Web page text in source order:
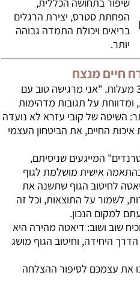
הפחתת סטרס, יצירת הרגלים
בריאים ויכולת התמדה גבוהה
יותר.
חיים מנצח
השינוי של מיטל הוא שינוי של 360 מעלות. "אני מרגישה טוב עם
ומדווחת על תגובות מדהימות
השיטה של קובי עזרא לא נועדה
החיים, את הביטחון העצמי
המייגעים שניסיתם,
אישית מושלמת לגוף
לחיטוב הגוף שתשנה את
לשמור על התוצאות, וכל זה
למקום הנכון.
שוב ושוב: דיאטה מהירה היא
היחידה, וחיטוב הגוף מושג
את עצמכם לסיפור ההצלחה